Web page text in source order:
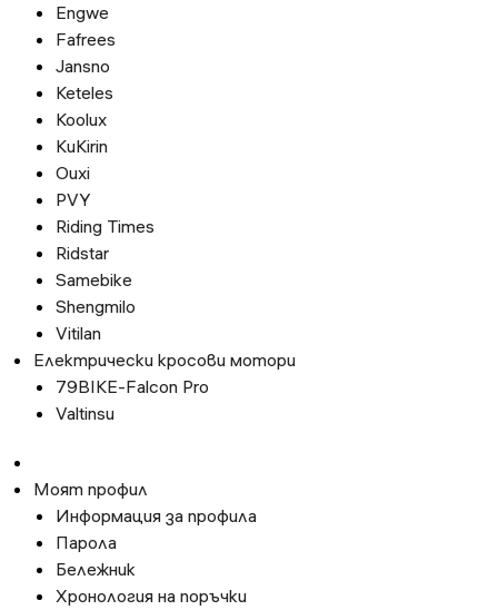
Engwe
Fafrees
Jansno
Keteles
Koolux
KuKirin
Ouxi
PVY
Riding Times
Ridstar
Samebike
Shengmilo
Vitilan
Електрически кросови мотори
79BIKE-Falcon Pro
Valtinsu
Моят профил
Информация за профила
Парола
Бележник
Хронология на поръчки